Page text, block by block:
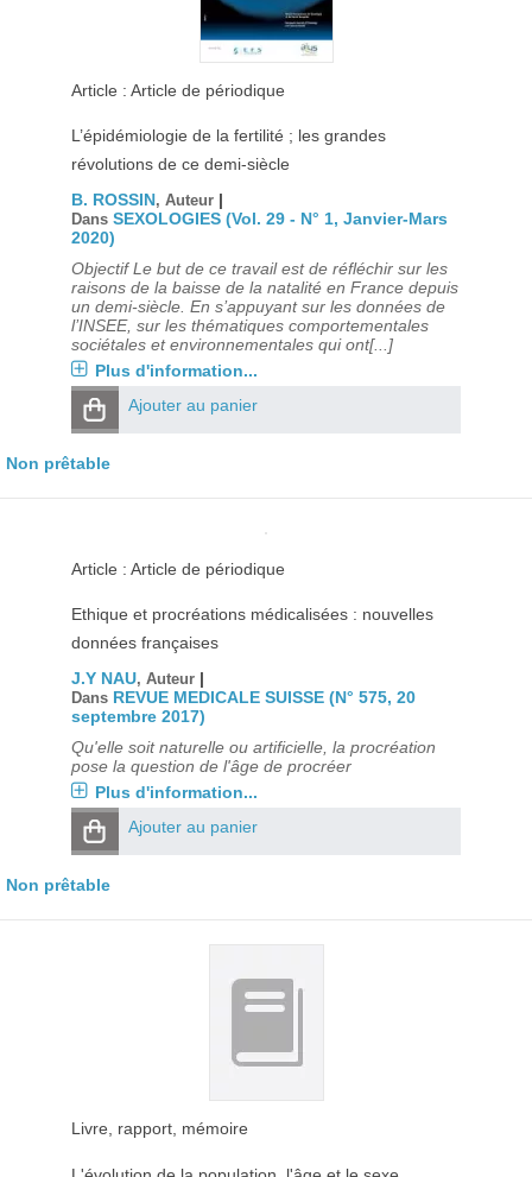
Article : Article de périodique
L’épidémiologie de la fertilité ; les grandes
révolutions de ce demi-siècle
B. ROSSIN, Auteur |
Dans SEXOLOGIES (Vol. 29 - N° 1, Janvier-Mars
2020)
Objectif Le but de ce travail est de réfléchir sur les
raisons de la baisse de la natalité en France depuis
un demi-siècle. En s’appuyant sur les données de
l’INSEE, sur les thématiques comportementales
sociétales et environnementales qui ont[...]
Plus d'information...
Ajouter au panier
Non prêtable
Article : Article de périodique
Ethique et procréations médicalisées : nouvelles
données françaises
J.Y NAU, Auteur |
Dans REVUE MEDICALE SUISSE (N° 575, 20
septembre 2017)
Qu'elle soit naturelle ou artificielle, la procréation
pose la question de l'âge de procréer
Plus d'information...
Ajouter au panier
Non prêtable
Livre, rapport, mémoire